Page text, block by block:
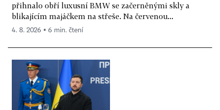
přihnalo obří luxusní BMW se začerněnými skly a
blikajícím majáčkem na střeše. Na červenou...
4. 8. 2026 ▪ 6 min. čtení